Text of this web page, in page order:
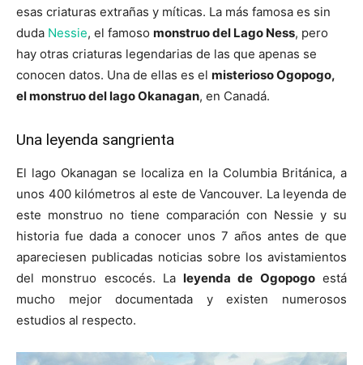
esas criaturas extrañas y míticas. La más famosa es sin
duda Nessie, el famoso monstruo del Lago Ness, pero
hay otras criaturas legendarias de las que apenas se
conocen datos. Una de ellas es el misterioso Ogopogo,
el monstruo del lago Okanagan, en Canadá.
Una leyenda sangrienta
El lago Okanagan se localiza en la Columbia Británica, a
unos 400 kilómetros al este de Vancouver. La leyenda de
este monstruo no tiene comparación con Nessie y su
historia fue dada a conocer unos 7 años antes de que
apareciesen publicadas noticias sobre los avistamientos
del monstruo escocés. Laleyenda de Ogopogoestá
mucho mejor documentada y existen numerosos
estudios al respecto.